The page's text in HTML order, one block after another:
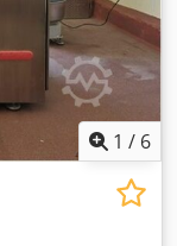
1 / 6